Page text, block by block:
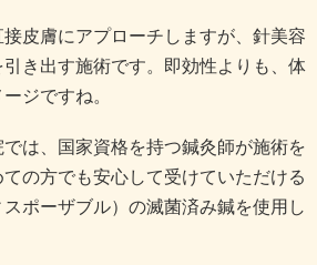
皮膚にアプローチしますが、針美容
き出す施術です。即効性よりも、体
ジですね。
は、国家資格を持つ鍼灸師が施術を
の方でも安心して受けていただける
ポーザブル）の滅菌済み鍼を使用し